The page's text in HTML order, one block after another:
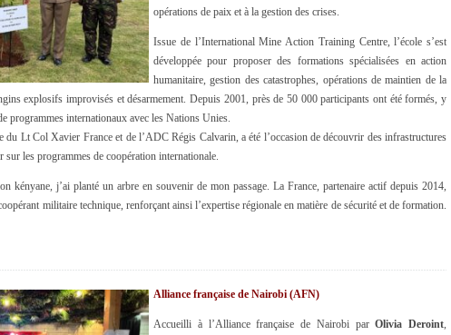
opérations de paix et à la gestion des crises.
Issue de l’International Mine Action Training Centre, l’école s’est
développée pour proposer des formations spécialisées en action
humanitaire, gestion des catastrophes, opérations de maintien de la
explosifs improvisés et désarmement. Depuis 2001, près de 50 000 participants ont été formés, y
programmes internationaux avec les Nations Unies.
du Lt Col Xavier France et de l’ADC Régis Calvarin, a été l’occasion de découvrir des infrastructures
sur les programmes de coopération internationale.
kényane, j’ai planté un arbre en souvenir de mon passage. La France, partenaire actif depuis 2014,
militaire technique, renforçant ainsi l’expertise régionale en matière de sécurité et de formation.
Alliance française de Nairobi (AFN)
Accueilli à l’Alliance française de Nairobi parOlivia Deroint,